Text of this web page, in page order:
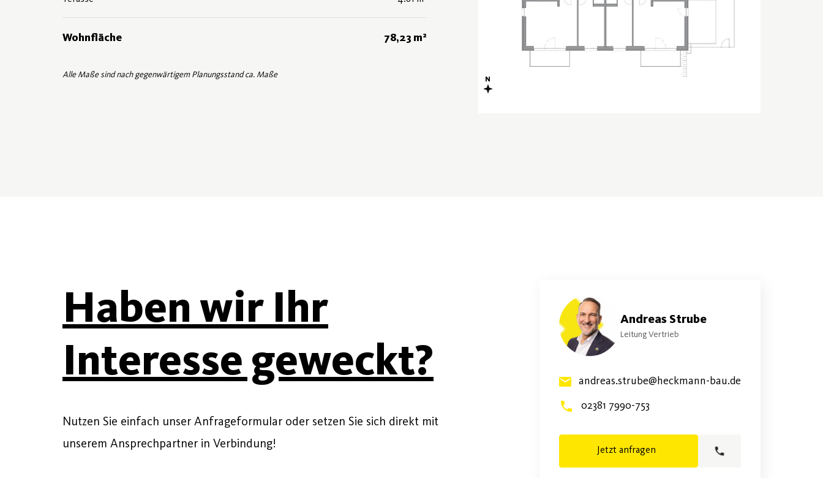
Wohnfläche 78,23 m²
Alle Maße sind nach gegenwärtigem Planungsstand ca. Maße
Haben wir Ihr
Interesse geweckt?
Nutzen Sie einfach unser Anfrageformular oder setzen Sie sich direkt mit
unserem Ansprechpartner in Verbindung!
Andreas Strube
Leitung Vertrieb
andreas.strube@heckmann-bau.de
02381 7990-753
Jetzt anfragen